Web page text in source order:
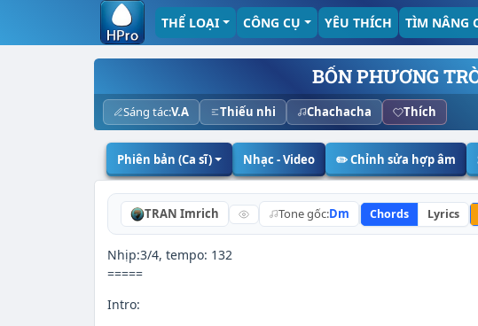
THỂ LOẠI CÔNG CỤ YÊU THÍCH TÌM NÂNG
BỐN PHƯƠNG
Sáng tác:V.A Thiếu nhi Chachacha Thích
Phiên bản (Ca sĩ) Nhạc - Video ✏️ Chỉnh sửa hợp âm
TRAN Imrich Tone gốc:Dm Chords Lyrics
Nhịp:3/4, tempo: 132
=====
Intro: